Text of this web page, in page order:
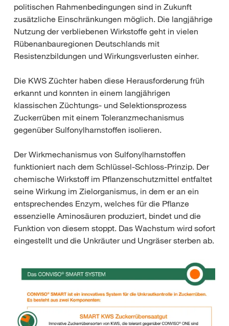
politischen Rahmenbedingungen sind in Zukunft
zusätzliche Einschränkungen möglich. Die langjährige
Nutzung der verbliebenen Wirkstoffe geht in vielen
Rübenanbauregionen Deutschlands mit
Resistenzbildungen und Wirkungsverlusten einher.
Die KWS Züchter haben diese Herausforderung früh
erkannt und konnten in einem langjährigen
klassischen Züchtungs- und Selektionsprozess
Zuckerrüben mit einem Toleranzmechanismus
gegenüber Sulfonylharnstoffen isolieren.
Der Wirkmechanismus von Sulfonylharnstoffen
funktioniert nach dem Schlüssel-Schloss-Prinzip. Der
chemische Wirkstoff im Pflanzenschutzmittel entfaltet
seine Wirkung im Zielorganismus, in dem er an ein
entsprechendes Enzym, welches für die Pflanze
essenzielle Aminosäuren produziert, bindet und die
Funktion von diesem stoppt. Das Wachstum wird sofort
eingestellt und die Unkräuter und Ungräser sterben ab.